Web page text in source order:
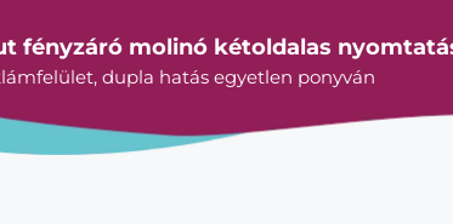
fényzáró molinó kétoldalas
dupla hatás egyetlen ponyván